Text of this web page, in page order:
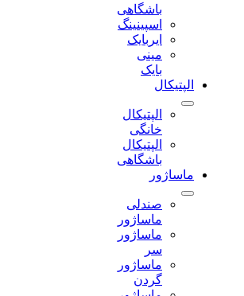
باشگاهی
اسپینینگ
ایربایک
مینی
الپتیکال
الپتیکال
خانگی
الپتیکال
باشگاهی
ماساژور
صندلی
ماساژور
ماساژور
ماساژور